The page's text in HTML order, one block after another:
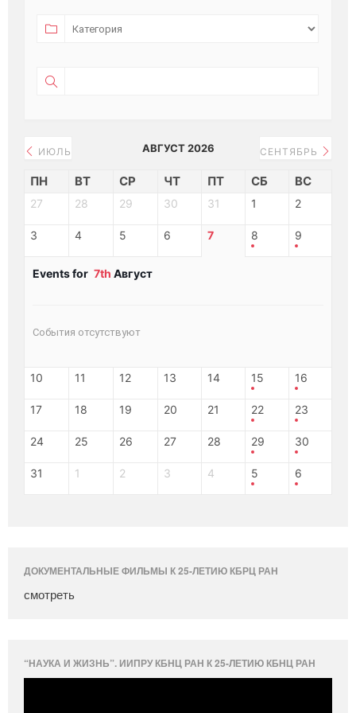
ИЮЛЬ АВГУСТ 2026 СЕНТЯБРЬ
ПН ВТ СР ЧТ ПТ СБ ВС
27 28 29 30 31 1 2
3 4 5 6 7 8 9
Events for 7th Август
События отсутствуют
10 11 12 13 14 15 16
17 18 19 20 21 22 23
24 25 26 27 28 29 30
31 1 2 3 4 5 6
ДОКУМЕНТАЛЬНЫЕ ФИЛЬМЫ К 25-ЛЕТИЮ КБРЦ РАН
смотреть
“НАУКА И ЖИЗНЬ”. ИИПРУ КБНЦ РАН К 25-ЛЕТИЮ КБНЦ РАН